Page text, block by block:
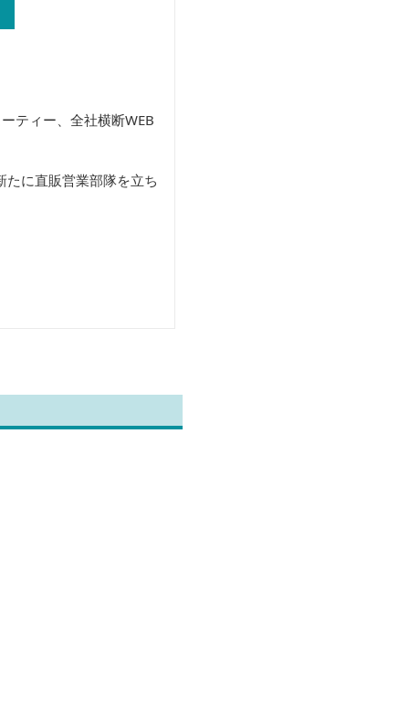
ティー、全社横断WEB
たに直販営業部隊を立ち